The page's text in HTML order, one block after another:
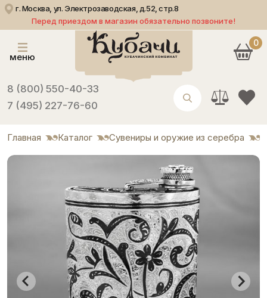
г. Москва, ул. Электрозаводская, д.52, стр.8
Перед приездом в магазин обязательно позвоните!
меню
8 (800) 550-40-33
7 (495) 227-76-60
0
Главная Каталог Сувениры и оружие из серебра